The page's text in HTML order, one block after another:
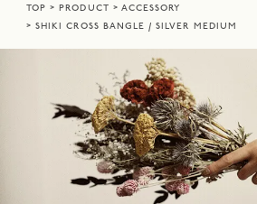
TOP PRODUCT
ACCESSORY
SHIKI CROSS BANGLE / SILVER MEDIUM